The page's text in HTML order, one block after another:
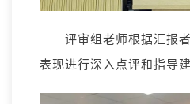
评审组老师根据汇报
表现进行深入点评和指导建